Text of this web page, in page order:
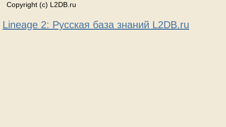
Copyright (c) L2DB.ru
Lineage 2: Русская база знаний L2DB.ru